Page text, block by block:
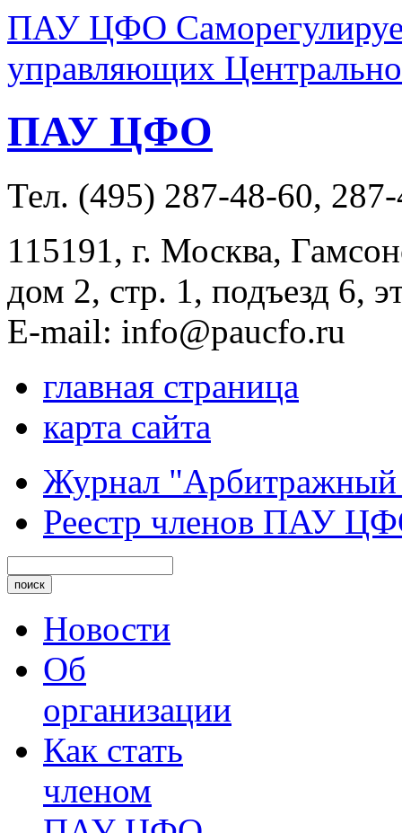
ПАУ ЦФО
управляющих
ПАУ ЦФО
Тел. (495) 287-48-60,
115191, г. Москва,
дом 2, стр. 1, подъезд 6,
E-mail: info@paucfo.ru
главная страница
карта сайта
Журнал
Реестр членов ПАУ
Новости
Об
организации
Как стать
членом